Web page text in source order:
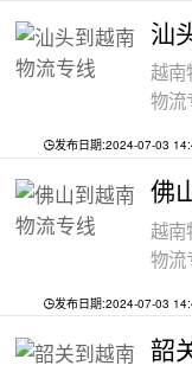
汕
越南
物流
发布日期:2024-07-03
佛
越南
物流
发布日期:2024-07-03
韶